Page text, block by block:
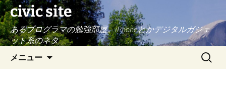
civic site
あるプログラマの勉強部屋。iPhoneとかデジタルガジェ
ット系のネタ
メニュー
検
索: